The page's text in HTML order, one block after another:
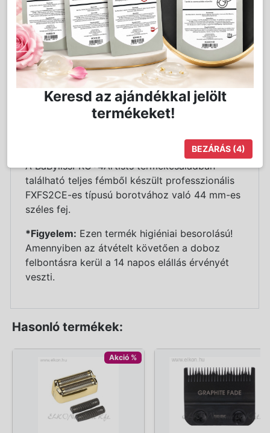
Mennyiség: db Kosárba
A BaBylissPRO®4Artists termékcsaládban
található teljes fémből készült professzionális
FXFS2CE-es típusú borotvához való 44 mm-es
széles fej.
*Figyelem: Ezen termék higiéniai besorolású!
Amennyiben az átvételt követően a doboz
felbontásra kerül a 14 napos elállás érvényét
veszti.
Hasonló termékek:
Akció %
Keresd az ajándékkal jelölt
termékeket!
BEZÁRÁS (4)